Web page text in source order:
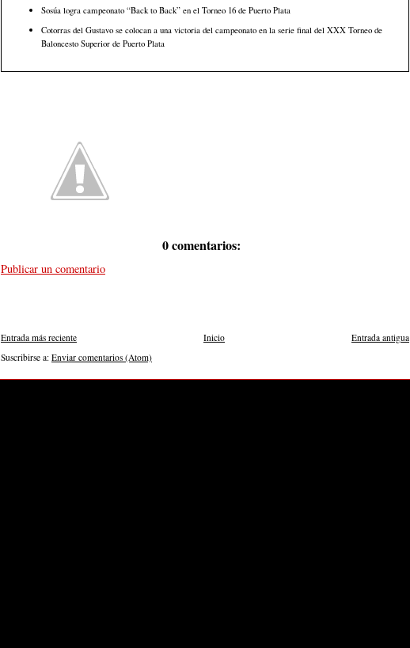
Sosúa logra campeonato “Back to Back” en el Torneo 16 de Puerto Plata
Cotorras del Gustavo se colocan a una victoria del campeonato en la serie final del XXX Torneo de
Baloncesto Superior de Puerto Plata
0 comentarios:
Publicar un comentario
Entrada más reciente Entrada antigua
Inicio
Suscribirse a: Enviar comentarios (Atom)